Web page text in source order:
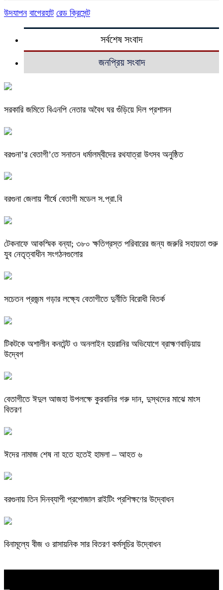
উদযাপন বাগেরহাট রেড ক্রিসেন্ট
সর্বশেষ সংবাদ
জনপ্রিয় সংবাদ
সরকারি জমিতে বিএনপি নেতার অবৈধ ঘর গুঁড়িয়ে দিল প্রশাসন
বরগুনা’র বেতাগী’তে সনাতন ধর্মালম্বীদের রথযাত্রা উৎসব অনুষ্ঠিত
বরগুনা জেলায় শীর্ষে বেতাগী মডেল স.প্রা.বি
টেকনাফে আকস্মিক বন্যা; ৩৮০ ক্ষতিগ্রস্ত পরিবারের জন্য জরুরি সহায়তা শুরু
যুব নেতৃত্বাধীন সংগঠনগুলোর
সচেতন প্রজন্ম গড়ার লক্ষ্যে বেতাগীতে দুর্নীতি বিরোধী বিতর্ক
টিকটকে অশালীন কনটেন্ট ও অনলাইন হয়রানির অভিযোগে ব্রাহ্মণবাড়িয়ায়
উদ্বেগ
বেতাগীতে ঈদুল আজহা উপলক্ষে কুরবানির গরু দান, দুস্থদের মাঝে মাংস
বিতরণ
ঈদের নামাজ শেষ না হতে হতেই হামলা – আহত ৬
বরগুনায় তিন দিনব্যাপী প্রপোজাল রাইটিং প্রশিক্ষণের উদ্বোধন
বিনামূল্যে বীজ ও রাসায়নিক সার বিতরণ কর্মসূচির উদ্বোধন